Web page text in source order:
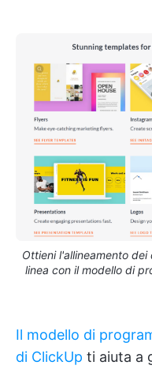
Ottieni l'allineamento
linea con il modello di
Il modello di
di ClickUp ti aiuta a